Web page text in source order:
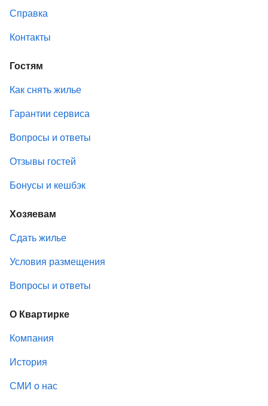
Справка
Контакты
Гостям
Как снять жилье
Гарантии сервиса
Вопросы и ответы
Отзывы гостей
Бонусы и кешбэк
Хозяевам
Сдать жилье
Условия размещения
Вопросы и ответы
О Квартирке
Компания
История
СМИ о нас